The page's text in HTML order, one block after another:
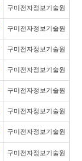
구미전자정보기술원
구미전자정보기술원
구미전자정보기술원
구미전자정보기술원
구미전자정보기술원
구미전자정보기술원
구미전자정보기술원
구미전자정보기술원